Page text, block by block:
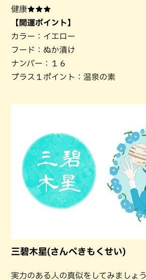
健康★★★
【開運ポイント】
カラー：イエロー
フード：ぬか漬け
ナンバー：１６
プラス１ポイント：温泉の素
三碧木星(さんぺきもくせい)
実力のある人の真似をしてみましょう